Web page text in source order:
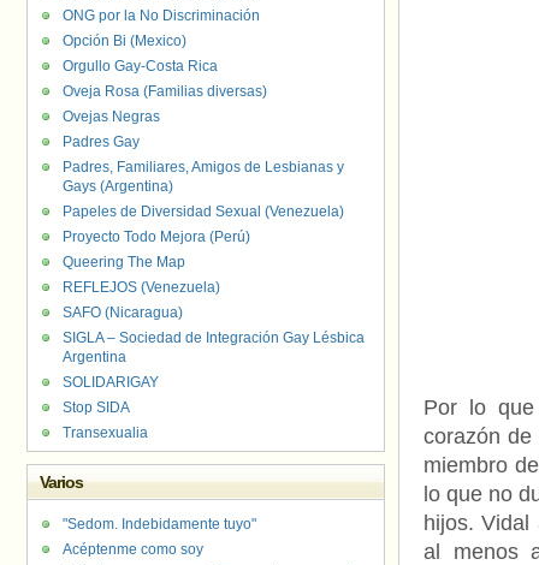
Por lo
corazón de
miembro
lo que no
hijos.
al menos
ONG por la No Discriminación
Opción Bi (Mexico)
Orgullo Gay-Costa Rica
Oveja Rosa (Familias diversas)
Ovejas Negras
Padres Gay
Padres, Familiares, Amigos de Lesbianas y
Gays (Argentina)
Papeles de Diversidad Sexual (Venezuela)
Proyecto Todo Mejora (Perú)
Queering The Map
REFLEJOS (Venezuela)
SAFO (Nicaragua)
SIGLA – Sociedad de Integración Gay Lésbica
Argentina
SOLIDARIGAY
Stop SIDA
Transexualia
Varios
"Sedom. Indebidamente tuyo"
Acéptenme como soy